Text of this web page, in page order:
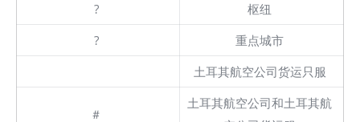
?
枢纽
?
重点城市
土耳其航空公司货运只服
＃
土耳其航空公司和土耳其航